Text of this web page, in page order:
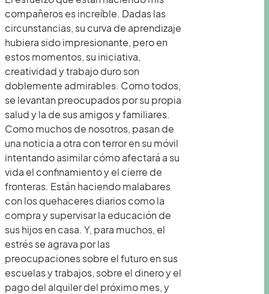
compañeros es increíble. Dadas las
circunstancias, su curva de aprendizaje
hubiera sido impresionante, pero en
estos momentos, su iniciativa,
creatividad y trabajo duro son
doblemente admirables. Como todos,
se levantan preocupados por su propia
salud y la de sus amigos y familiares.
Como muchos de nosotros, pasan de
una noticia a otra con terror en su móvil
intentando asimilar cómo afectará a su
vida el confinamiento y el cierre de
fronteras. Están haciendo malabares
con los quehaceres diarios como la
compra y supervisar la educación de
sus hijos en casa. Y, para muchos, el
estrés se agrava por las
preocupaciones sobre el futuro en sus
escuelas y trabajos, sobre el dinero y el
pago del alquiler del próximo mes, y